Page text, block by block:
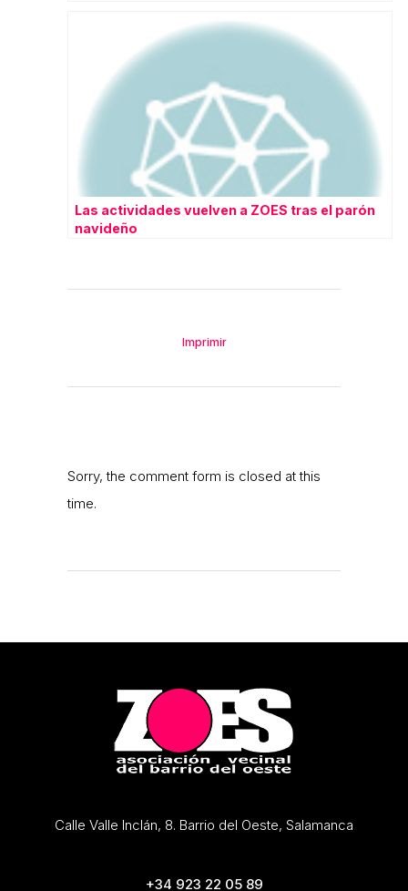
Las actividades vuelven a ZOES tras el parón
navideño
Imprimir
Sorry, the comment form is closed at this
time.
Calle Valle Inclán, 8. Barrio del Oeste, Salamanca
+34 923 22 05 89